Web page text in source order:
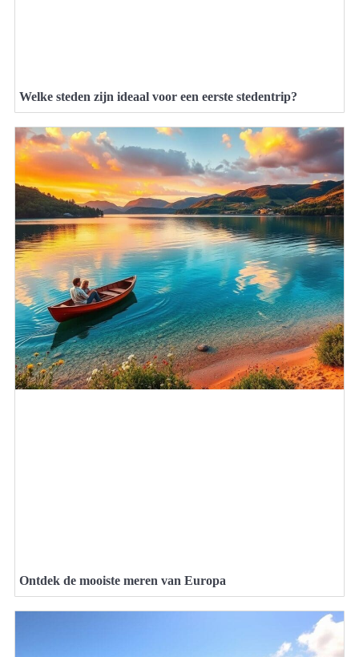
Welke steden zijn ideaal voor een eerste stedentrip?
Ontdek de mooiste meren van Europa